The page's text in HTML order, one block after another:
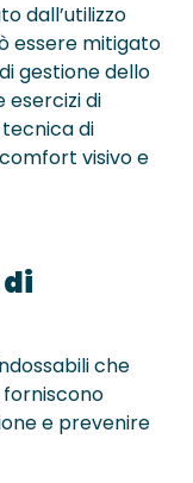
dall’utilizzo
essere mitigato
gestione dello
esercizi di
di
visivo e
che
forniscono
e prevenire